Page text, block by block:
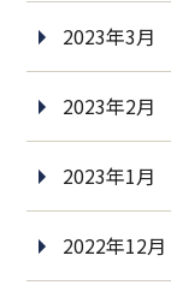
2023年3月
2023年2月
2023年1月
2022年12月